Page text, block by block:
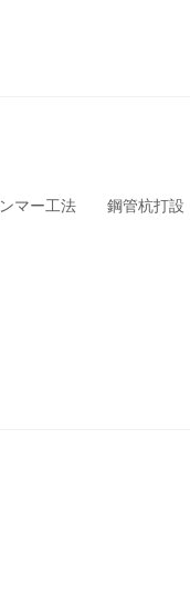
ハンマー工法 鋼管